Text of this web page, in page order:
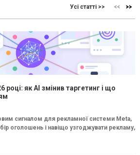
Усі статті >>
році: як AI змінив таргетинг і що
сигналом для рекламної системи Meta,
оголошень і навіщо узгоджувати рекламу,